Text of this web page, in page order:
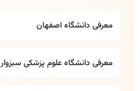
معرفی دانشگاه اصفهان
معرفی دانشگاه علوم پزشکی سبزوار